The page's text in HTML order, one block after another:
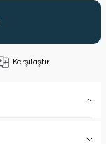
Karşılaştır